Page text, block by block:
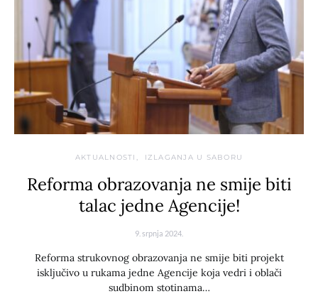
AKTUALNOSTI IZLAGANJA U SABORU
Reforma obrazovanja ne smije biti
talac jedne Agencije!
9. srpnja 2024.
Reforma strukovnog obrazovanja ne smije biti projekt
isključivo u rukama jedne Agencije koja vedri i oblači
sudbinom stotinama…